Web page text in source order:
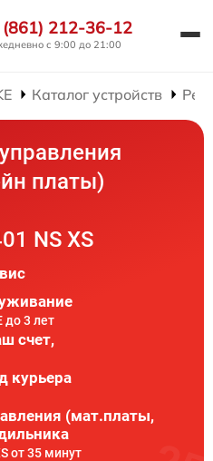
(861) 212-36-12
с 9:00 до 21:00
Каталог устройств
платы)
NS XS
до 3 лет
счет,
курьера
(мат.платы,
от 35 минут